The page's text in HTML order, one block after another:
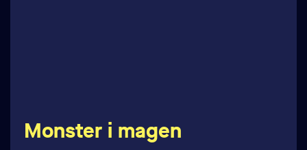
Monster i magen